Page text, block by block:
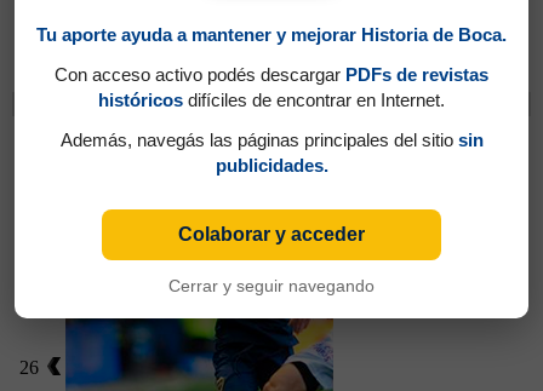
Partidos jugados por Emmanuel Gigliotti en
Cambios
26
Fuenzalida, José Pedro
Tu aporte ayuda a mantener y mejorar Historia de Boca.
Con acceso activo podés descargar PDFs de revistas
históricos difíciles de encontrar en Internet.
Además, navegás las páginas principales del sitio sin
publicidades.
Colaborar y acceder
Cerrar y seguir navegando